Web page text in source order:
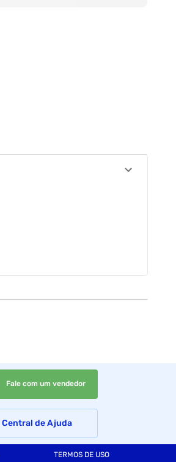
Fale com um vendedor
Central de Ajuda
TERMOS DE USO